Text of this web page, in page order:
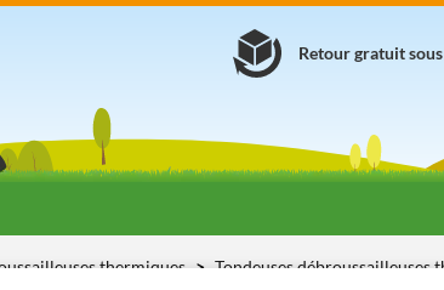
Retour gratuit
thermiques Tondeuses débroussailleuses